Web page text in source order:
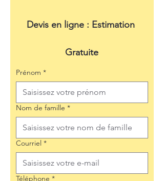
Devis en ligne : Estimation
Gratuite
Prénom *
Nom de famille *
Courriel *
Téléphone *